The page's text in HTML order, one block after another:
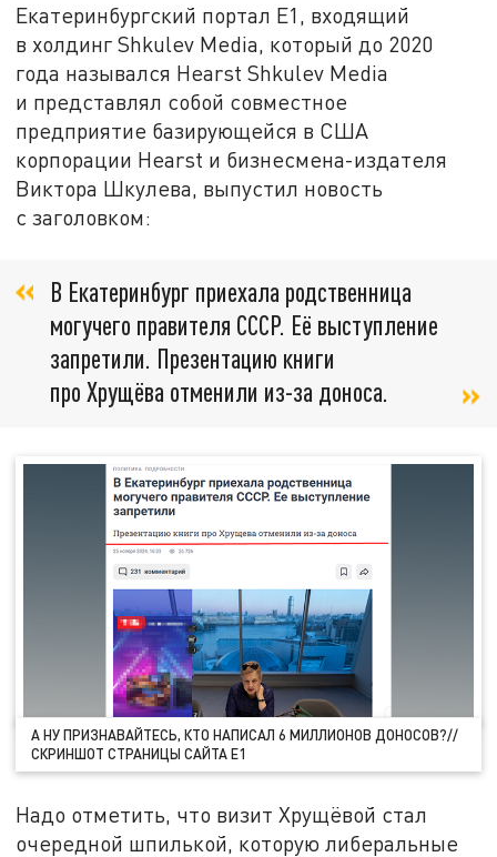
Екатеринбургский портал Е1, входящий
в холдинг Shkulev Media, который до 2020
года назывался Hearst Shkulev Media
и представлял собой совместное
предприятие базирующейся в США
корпорации Hearst и бизнесмена-издателя
Виктора Шкулева, выпустил новость
с заголовком:
В Екатеринбург приехала родственница
могучего правителя СССР. Её выступление
запретили. Презентацию книги
про Хрущёва отменили из-за доноса.
А НУ ПРИЗНАВАЙТЕСЬ, КТО НАПИСАЛ 6 МИЛЛИОНОВ ДОНОСОВ?//
СКРИНШОТ СТРАНИЦЫ САЙТА E1
Надо отметить, что визит Хрущёвой стал
очередной шпилькой, которую либеральные